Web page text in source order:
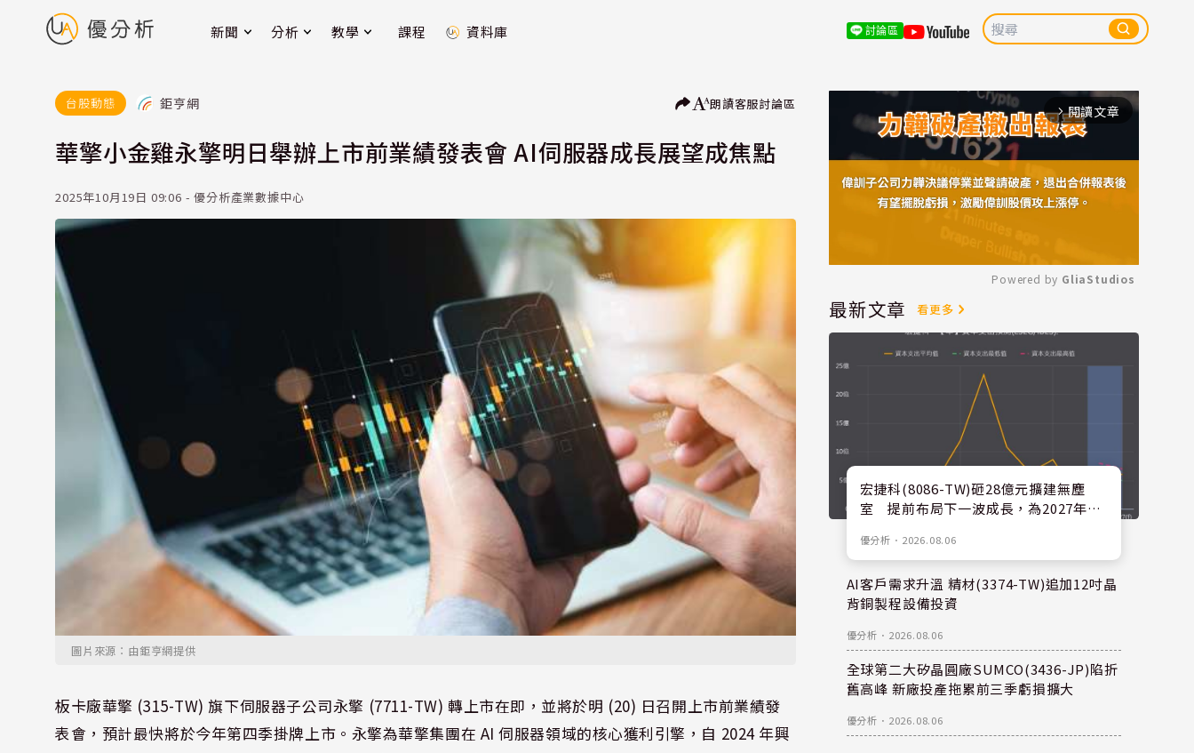
新聞 分析 教學 課程 資料庫 討論區
台股動態 鉅亨網 朗讀客服討論區
華擎小金雞永擎明日舉辦上市前業績發表會 AI伺服器成長展望成焦點
2025年10月19日 09:06 - 優分析產業數據中心
圖片來源：由鉅亨網提供
板卡廠華擎 (315-TW) 旗下伺服器子公司永擎 (7711-TW) 轉上市在即，並將於明 (20) 日召開上市前業績發
表會，預計最快將於今年第四季掛牌上市。永擎為華擎集團在 AI 伺服器領域的核心獲利引擎，自 2024 年興
arrow_forward_ios 閱讀文章
Mute
Powered by GliaStudios
最新文章 看更多
宏捷科(8086-TW)砸28億元擴建無塵
室 提前布局下一波成長，為2027年後
優分析 ． 2026.08.06
AI客戶需求升溫 精材(3374-TW)追加12吋晶
背銅製程設備投資
優分析 ． 2026.08.06
全球第二大矽晶圓廠SUMCO(3436-JP)陷折
舊高峰 新廠投產拖累前三季虧損擴大
優分析 ． 2026.08.06